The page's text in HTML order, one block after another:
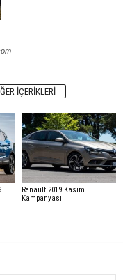
İÇERIKLERI
Renault 2019 Kasım
Kampanyası